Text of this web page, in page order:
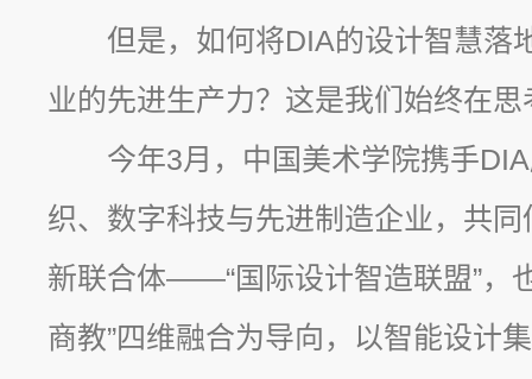
但是，如何将DIA的设计智慧落
业的先进生产力？这是我们始终在
今年3月，中国美术学院携手
织、数字科技与先进制造企业，共
新联合体——“国际设计智造联盟”，
商教”四维融合为导向，以智能设计